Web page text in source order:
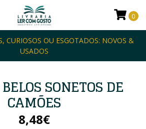
CURIOSOS OU ESGOTADOS: NOVOS &
USADOS
0
SONETOS DE
CAMÕES
8,48€